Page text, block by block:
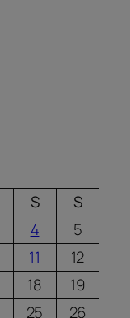
S
S
4
5
11
12
18
19
25
26